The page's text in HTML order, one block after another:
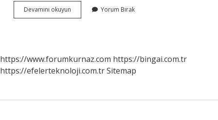
Devamını okuyun
Baltacı
Yorum Bırak
https://www.forumkurnaz.com https://bingai.com.tr
https://efelerteknoloji.com.trSitemap